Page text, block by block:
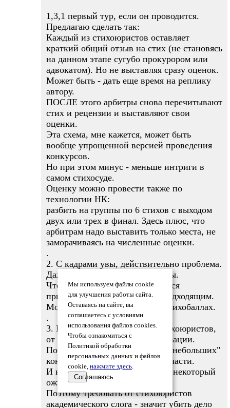
1,3,1 первый тур, если он проводится.
Предлагаю сделать так:
Каждый из стихоюристов оставляет
краткий общий отзыв на стих (не становясь
на данном этапе сугубо прокурором или
адвокатом). Но не выставляя сразу оценок.
Может быть - дать еще время на реплику
автору.
ПОСЛЕ этого арбитры снова перечитывают
стих и рецензии и выставляют свои
оценки.
Эта схема, мне кажется, может быть
вообще упрощенной версией проведения
конкурсов.
Но при этом минус - меньше интриги в
самом стихосуде.
Оценку можно провести также по
технологии НК:
разбить на группы по 6 стихов с выходом
двух или трех в финал. Здесь плюс, что
арбитрам надо выставить только места, не
заморачиваясь на численные оценки.
.
2. С кадрами увы, действительно проблема.
Даже цеховики пока не активны.
Что ж, надо просто не стесняться
приглашать тех, кто кажется подходящим.
Можно предложить оплату в стихобаллах.
.
3. Массовость - от наличия стихоюристов,
от рекламы и от четкой организации.
Полный стихосуд - только для "небольших"
конкурсов или для финальной части.
И конечно, оюязательно нужен некоторый
оживляж.
Поэтому требовать от стихоюристов
академического слога - значит убить дело
Мы используем файлы cookie
для улучшения работы сайта.
Оставаясь на сайте, вы
соглашаетесь с условиями
использования файлов cookies.
Чтобы ознакомиться с
Политикой обработки
персональных данных и файлов
cookie, нажмите здесь.
Соглашаюсь